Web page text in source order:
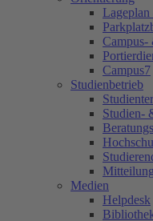
Campus-
Campus7
Studienbetrieb
Studien-
Medien
Helpdesk